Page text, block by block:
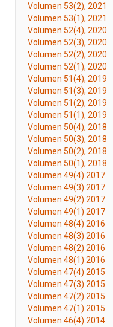
Volumen 53(2), 2021
Volumen 53(1), 2021
Volumen 52(4), 2020
Volumen 52(3), 2020
Volumen 52(2), 2020
Volumen 52(1), 2020
Volumen 51(4), 2019
Volumen 51(3), 2019
Volumen 51(2), 2019
Volumen 51(1), 2019
Volumen 50(4), 2018
Volumen 50(3), 2018
Volumen 50(2), 2018
Volumen 50(1), 2018
Volumen 49(4) 2017
Volumen 49(3) 2017
Volumen 49(2) 2017
Volumen 49(1) 2017
Volumen 48(4) 2016
Volumen 48(3) 2016
Volumen 48(2) 2016
Volumen 48(1) 2016
Volumen 47(4) 2015
Volumen 47(3) 2015
Volumen 47(2) 2015
Volumen 47(1) 2015
Volumen 46(4) 2014